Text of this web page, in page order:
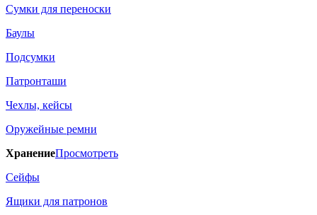
Сумки для переноски
Баулы
Подсумки
Патронташи
Чехлы, кейсы
Оружейные ремни
ХранениеПросмотреть
Сейфы
Ящики для патронов